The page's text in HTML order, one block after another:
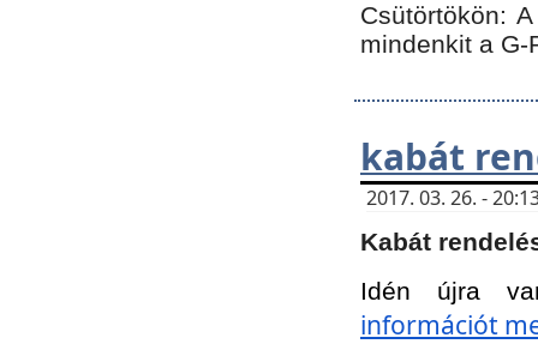
Csütörtökön:A
mindenkit a G-
kabát
2017. 03. 26. -
Kabát
Idén újra
információt